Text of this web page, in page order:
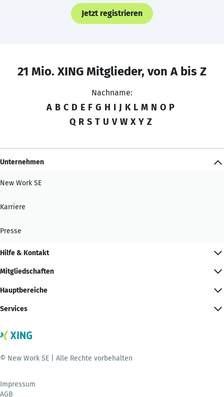
Jetzt registrieren
21 Mio. XING Mitglieder, von A bis Z
Nachname:
A B C D E F G H I J K L M N O P
Q R S T U V W X Y Z
Unternehmen
New Work SE
Karriere
Presse
Hilfe & Kontakt
Mitgliedschaften
Hauptbereiche
Services
© New Work SE | Alle Rechte vorbehalten
Impressum
AGB